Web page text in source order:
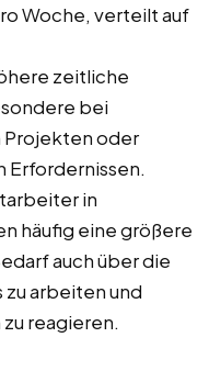
Woche, verteilt auf
zeitliche
bei
oder
in
häufig eine größere
auch über die
arbeiten und
reagieren.